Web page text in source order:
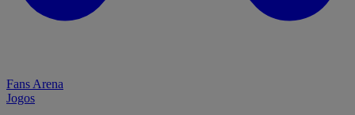
Fans Arena
Jogos